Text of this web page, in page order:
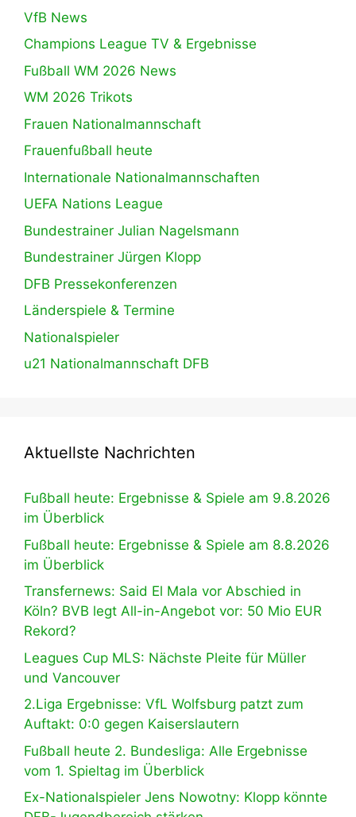
VfB News
Champions League TV & Ergebnisse
Fußball WM 2026 News
WM 2026 Trikots
Frauen Nationalmannschaft
Frauenfußball heute
Internationale Nationalmannschaften
UEFA Nations League
Bundestrainer Julian Nagelsmann
Bundestrainer Jürgen Klopp
DFB Pressekonferenzen
Länderspiele & Termine
Nationalspieler
u21 Nationalmannschaft DFB
Aktuellste Nachrichten
Fußball heute: Ergebnisse & Spiele am 9.8.2026
im Überblick
Fußball heute: Ergebnisse & Spiele am 8.8.2026
im Überblick
Transfernews: Said El Mala vor Abschied in
Köln? BVB legt All-in-Angebot vor: 50 Mio EUR
Rekord?
Leagues Cup MLS: Nächste Pleite für Müller
und Vancouver
2.Liga Ergebnisse: VfL Wolfsburg patzt zum
Auftakt: 0:0 gegen Kaiserslautern
Fußball heute 2. Bundesliga: Alle Ergebnisse
vom 1. Spieltag im Überblick
Ex-Nationalspieler Jens Nowotny: Klopp könnte